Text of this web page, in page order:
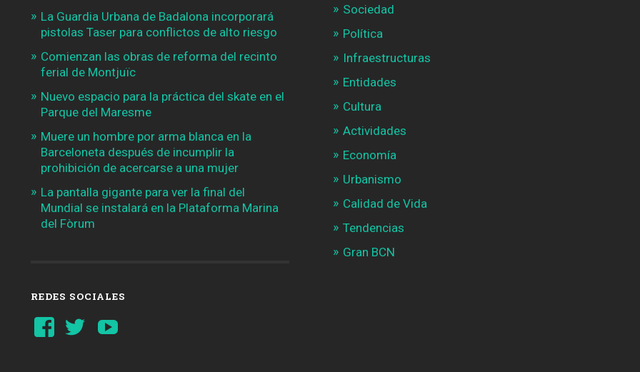
La Guardia Urbana de Badalona incorporará
pistolas Taser para conflictos de alto riesgo
Comienzan las obras de reforma del recinto
ferial de Montjuïc
Nuevo espacio para la práctica del skate en el
Parque del Maresme
Muere un hombre por arma blanca en la
Barceloneta después de incumplir la
prohibición de acercarse a una mujer
La pantalla gigante para ver la final del
Mundial se instalará en la Plataforma Marina
del Fòrum
REDES SOCIALES
Ver
perfil
Ver
perfil
Sociedad
Política
Infraestructuras
Entidades
Cultura
Actividades
Economía
Urbanismo
Calidad de Vida
Tendencias
Gran BCN